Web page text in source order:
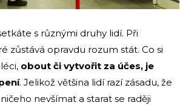
s různými druhy lidí. Při
zůstává opravdu rozum stát. Co si
obout či vytvořit za účes, je
. Jelikož většina lidí razí zásadu, že
nevšímat a starat se raději